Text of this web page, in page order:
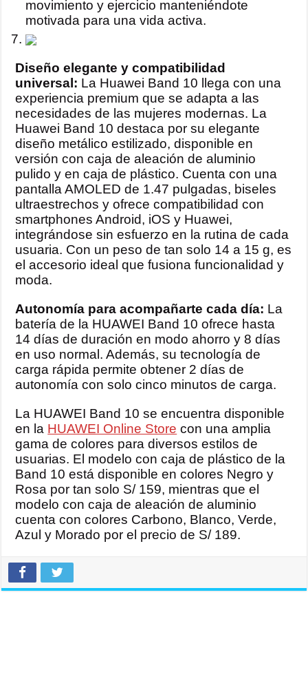
movimiento y ejercicio manteniéndote
motivada para una vida activa.
Diseño elegante y compatibilidad
universal: La Huawei Band 10 llega con una
experiencia premium que se adapta a las
necesidades de las mujeres modernas. La
Huawei Band 10 destaca por su elegante
diseño metálico estilizado, disponible en
versión con caja de aleación de aluminio
pulido y en caja de plástico. Cuenta con una
pantalla AMOLED de 1.47 pulgadas, biseles
ultraestrechos y ofrece compatibilidad con
smartphones Android, iOS y Huawei,
integrándose sin esfuerzo en la rutina de cada
usuaria. Con un peso de tan solo 14 a 15 g, es
el accesorio ideal que fusiona funcionalidad y
moda.
Autonomía para acompañarte cada día: La
batería de la HUAWEI Band 10 ofrece hasta
14 días de duración en modo ahorro y 8 días
en uso normal. Además, su tecnología de
carga rápida permite obtener 2 días de
autonomía con solo cinco minutos de carga.
La HUAWEI Band 10 se encuentra disponible
en la HUAWEI Online Store con una amplia
gama de colores para diversos estilos de
usuarias. El modelo con caja de plástico de la
Band 10 está disponible en colores Negro y
Rosa por tan solo S/ 159, mientras que el
modelo con caja de aleación de aluminio
cuenta con colores Carbono, Blanco, Verde,
Azul y Morado por el precio de S/ 189.